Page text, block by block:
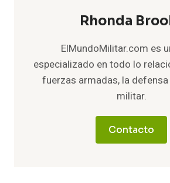
Rhonda
ElMundoMilitar.com es
especializado en todo lo
fuerzas armadas, la
militar.
Contacto